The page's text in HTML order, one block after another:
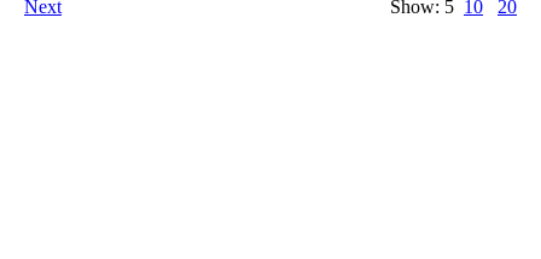
Next
Show: 5 10 20